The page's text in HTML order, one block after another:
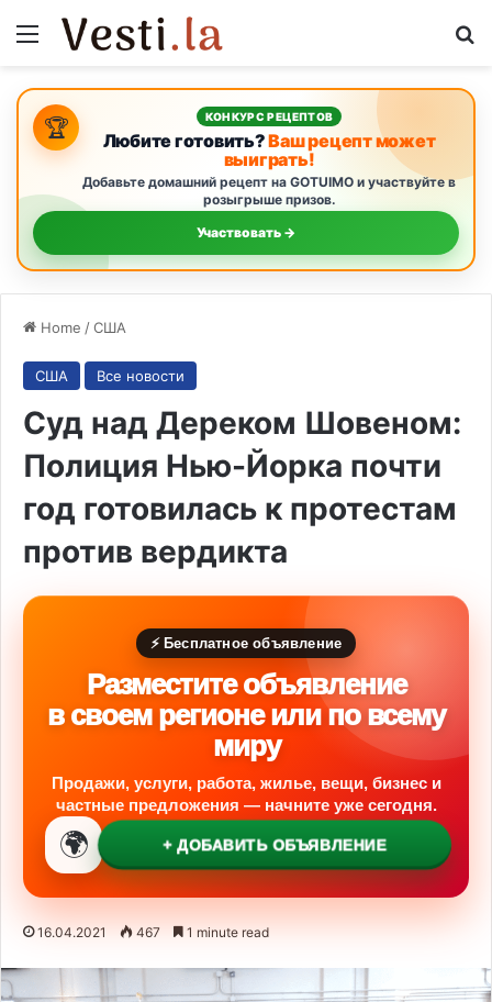
Menu
🏆 КОНКУРС РЕЦЕПТОВ
Любите готовить?Ваш рецепт может
выиграть!
Добавьте домашний рецепт на GOTUIMO и участвуйте в
розыгрыше призов.
Участвовать →
Home /США
США Все новости
Суд над Дереком Шовеном:
Полиция Нью-Йорка почти
год готовилась к протестам
против вердикта
⚡ Бесплатное объявление
Разместите объявление
в своем регионе или по всему
миру
Продажи, услуги, работа, жилье, вещи, бизнес и
частные предложения — начните уже сегодня.
🌍 + ДОБАВИТЬ ОБЪЯВЛЕНИЕ
16.04.2021 467 1 minute read